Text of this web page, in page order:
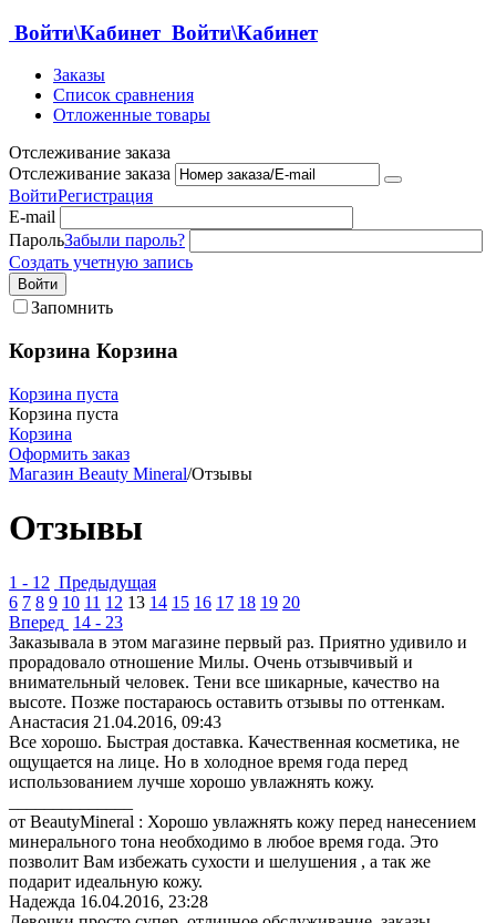
Войти\Кабинет Войти\Кабинет
Заказы
Список сравнения
Отложенные товары
Отслеживание заказа
Отслеживание заказа
ВойтиРегистрация
E-mail
ПарольЗабыли пароль?
Создать учетную запись
Войти
Запомнить
Корзина Корзина
Корзина пуста
Корзина пуста
Корзина
Оформить заказ
Магазин Beauty Mineral/Отзывы
Отзывы
1 - 12 Предыдущая
6 7 8 9 10 11 12 13 14 15 16 17 18 19 20
Вперед 14 - 23
Заказывала в этом магазине первый раз. Приятно удивило и
прорадовало отношение Милы. Очень отзывчивый и
внимательный человек. Тени все шикарные, качество на
высоте. Позже постараюсь оставить отзывы по оттенкам.
Анастасия 21.04.2016, 09:43
Все хорошо. Быстрая доставка. Качественная косметика, не
ощущается на лице. Но в холодное время года перед
использованием лучше хорошо увлажнять кожу.
от BeautyMineral : Хорошо увлажнять кожу перед нанесением
минерального тона необходимо в любое время года. Это
позволит Вам избежать сухости и шелушения , а так же
подарит идеальную кожу.
Надежда 16.04.2016, 23:28